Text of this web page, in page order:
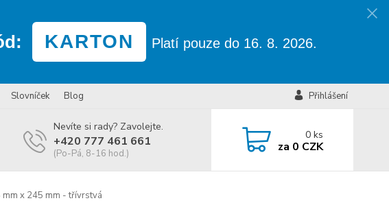
KARTON Platí pouze do 16. 8. 2026.
Slovníček Blog Přihlášení
Nevíte si rady? Zavolejte.
+420 777 461 661
(Po-Pá, 8-16 hod.)
0 ks
za 0 CZK
x 245 mm - třívrstvá